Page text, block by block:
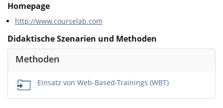
Homepage
http://www.courselab.com
Didaktische Szenarien und Methoden
Methoden
Einsatz von Web-Based-Trainings (WBT)